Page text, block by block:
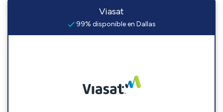
Viasat
99% disponible en Dallas